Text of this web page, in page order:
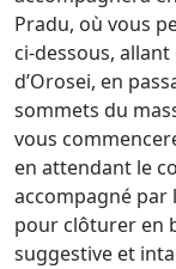
Pradu, où vous
ci-dessous,
d’Orosei, en
sommets du
vous
en attendant le
accompagné par
pour clôturer en
suggestive et